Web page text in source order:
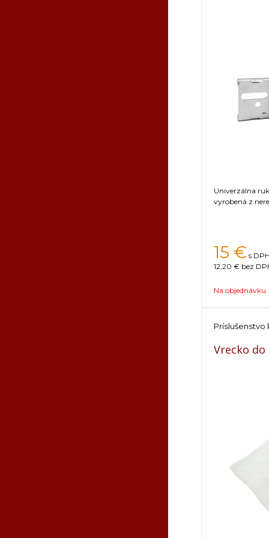
Dodatkové
Certifikát
Univerzálna
vyrobená z
15 € s
12,20 € bez
Na objednávku
Vrecko do